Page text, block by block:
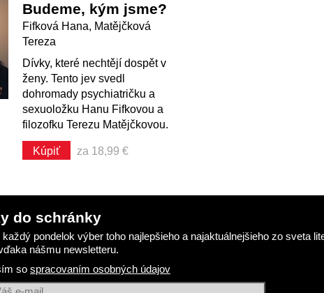
Budeme, kým jsme?
Fifková Hana, Matějčková
Tereza
Dívky, které nechtějí dospět v
ženy. Tento jev svedl
dohromady psychiatričku a
sexuoložku Hanu Fifkovou a
filozofku Terezu Matějčkovou.
Kúpiť za 18,99 €
do schránky
každý pondelok výber toho najlepšieho a najaktuálnejšieho zo sveta
nášmu newsletteru.
so spracovaním osobných údajov